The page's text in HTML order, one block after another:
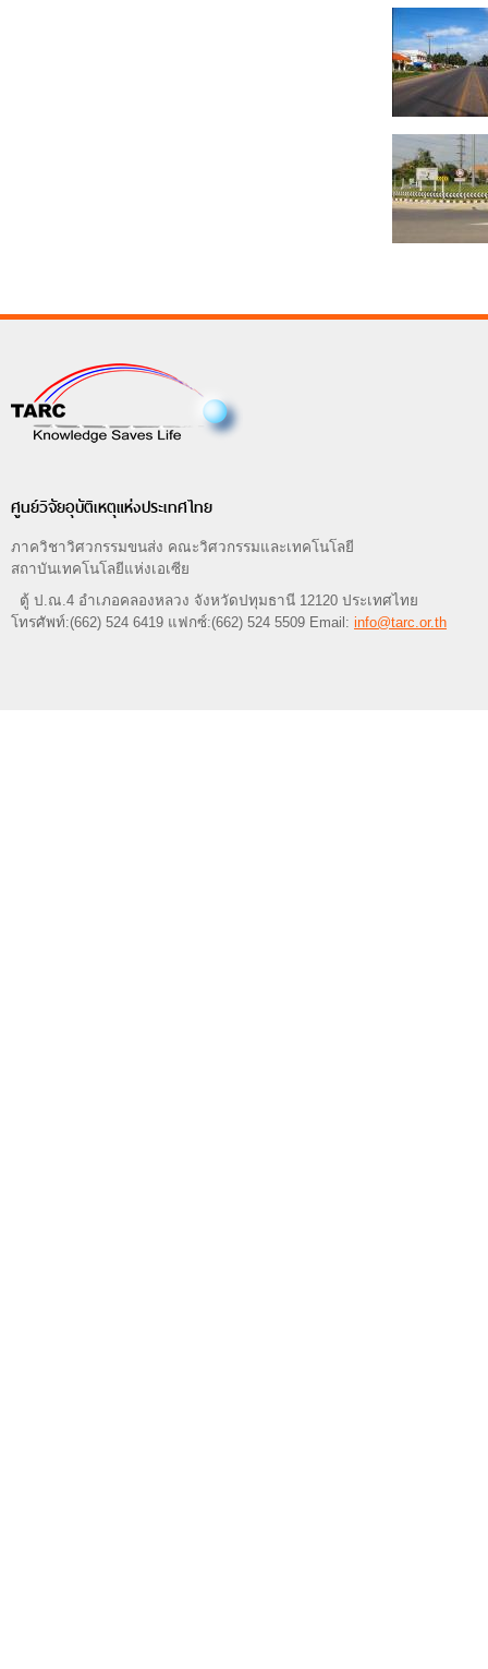
ศูนย์วิจัยอุบัติเหตุแห่งประเทศไทย
ภาควิชาวิศวกรรมขนส่ง คณะวิศวกรรมและเทคโนโลยี
สถาบันเทคโนโลยีแห่งเอเซีย
ตู้ ป.ณ.4 อำเภอคลองหลวง จังหวัดปทุมธานี 12120 ประเทศไทย
โทรศัพท์:(662) 524 6419 แฟกซ์:(662) 524 5509 Email: info@tarc.or.th